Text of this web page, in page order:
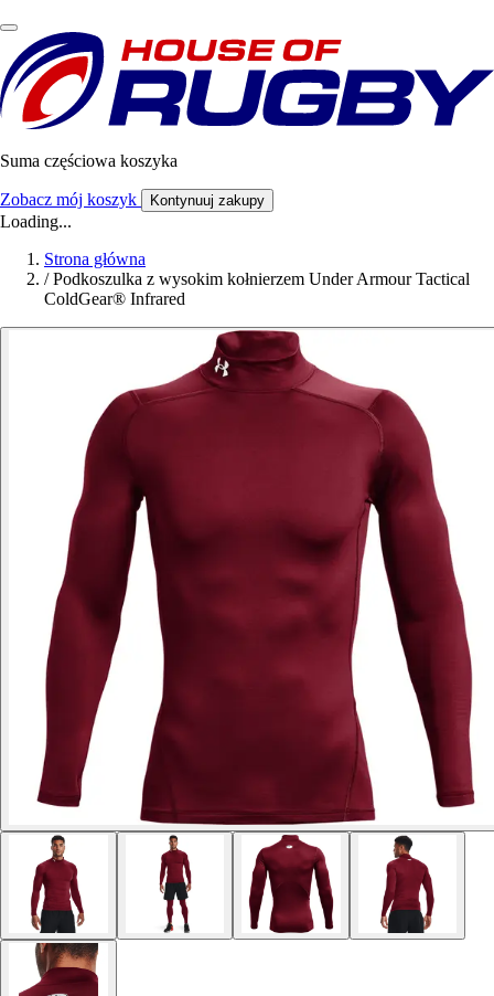
Suma częściowa koszyka
Zobacz mój koszyk Kontynuuj zakupy
Loading...
Strona główna
/ Podkoszulka z wysokim kołnierzem Under Armour Tactical
ColdGear® Infrared